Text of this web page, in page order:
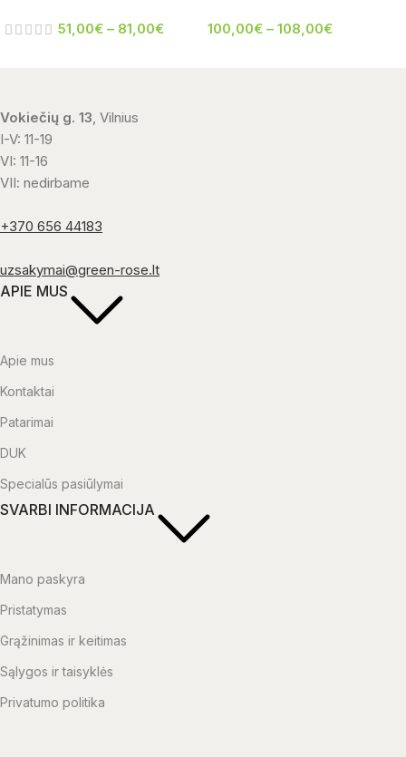
51,00€ – 81,00€ 100,00€ – 108,00€
Vokiečių g. 13, Vilnius
I-V: 11-19
VI: 11-16
VII: nedirbame
+370 656 44183
uzsakymai@green-rose.lt
APIE MUS
Apie mus
Kontaktai
Patarimai
DUK
Specialūs pasiūlymai
SVARBI INFORMACIJA
Mano paskyra
Pristatymas
Grąžinimas ir keitimas
Sąlygos ir taisyklės
Privatumo politika